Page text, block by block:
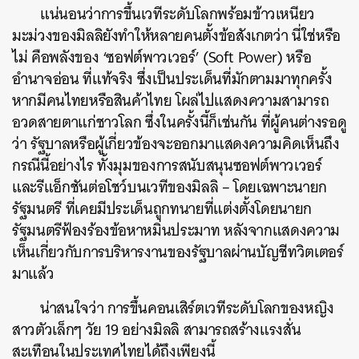
แน่นอนว่าการขึ้นเวทีระดับโลกพร้อมข้าวเหนียว
มะม่วงของมิลลิยังทำให้หลายคนตั้งข้อสังเกตว่า นี่ใช่หรือ
ไม่ คือพลังของ ‘ซอฟต์พาวเวอร์’ (Soft Power) หรือ
อำนาจอ่อน ที่แท้จริง ซึ่งเป็นประเด็นที่มักตามมาทุกครั้ง
หากมีคนไทยหรือสินค้าไทย โผล่ไปแสดงความสามารถ
อวดสายตาแก่ชาวโลก ซึ่งในครั้งนี้ก็เช่นกัน ที่ผู้คนต่างรอดู
ว่า รัฐบาลหรือผู้เกี่ยวข้องจะออกมาแสดงความคิดเห็นถึง
กรณีนี้อย่างไร ทั้งมุมของการสนับสนุนซอฟต์พาวเวอร์
และรีแอ็กชันต่อโชว์บนเวทีของมิลลิ – โดยเฉพาะนายก
รัฐมนตรี ที่เคยมีประเด็นถูกทนายที่แต่งตั้งโดยนายก
รัฐมนตรีฟ้องร้องข้อหาหมิ่นประมาท หลังจากแสดงความ
เห็นเกี่ยวกับการบริหารงานของรัฐบาลผ่านบัญชีทวิตเตอร์
มาแล้ว
น่าสนใจว่า การขึ้นคอนเสิร์ตเวทีระดับโลกของหญิง
สาวตัวเล็กๆ วัย 19 อย่างมิลลิ สามารถสร้างแรงสั่น
สะเทือนในประเทศไทยได้ถึงเพียงนี้